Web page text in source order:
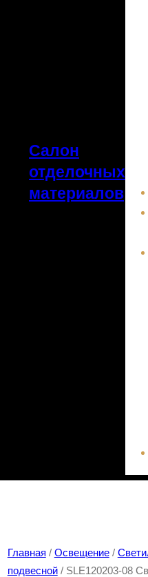
Салон
отделочных
материалов
Главная / Освещение/
подвесной/ SLE120203-08